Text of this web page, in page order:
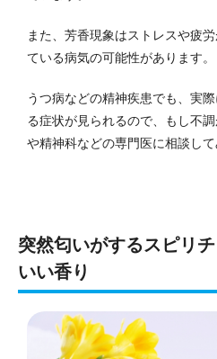
また、芳香現象はストレスや疲
ている病気の可能性があります。
うつ病などの精神疾患でも、実
る症状が見られるので、もし不
や精神科などの専門医に相談して
突然匂いがするスピリチ
いい香り